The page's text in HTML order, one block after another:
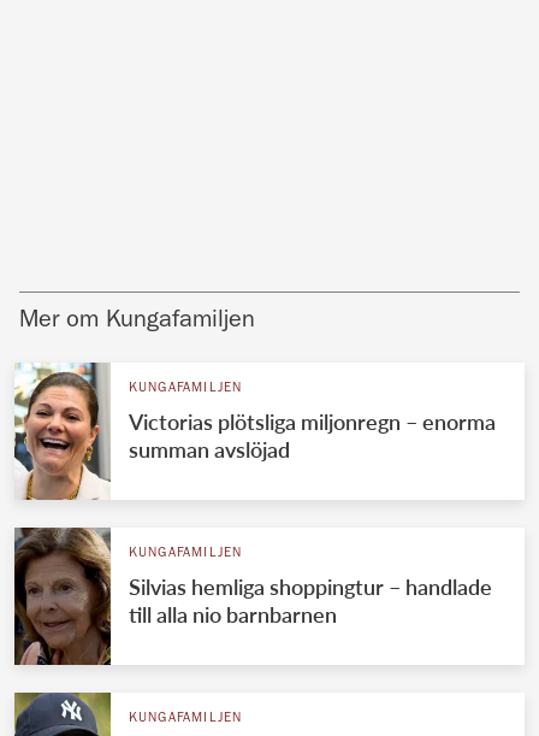
Mer om Kungafamiljen
KUNGAFAMILJEN
Victorias plötsliga miljonregn – enorma
summan avslöjad
KUNGAFAMILJEN
Silvias hemliga shoppingtur – handlade
till alla nio barnbarnen
KUNGAFAMILJEN